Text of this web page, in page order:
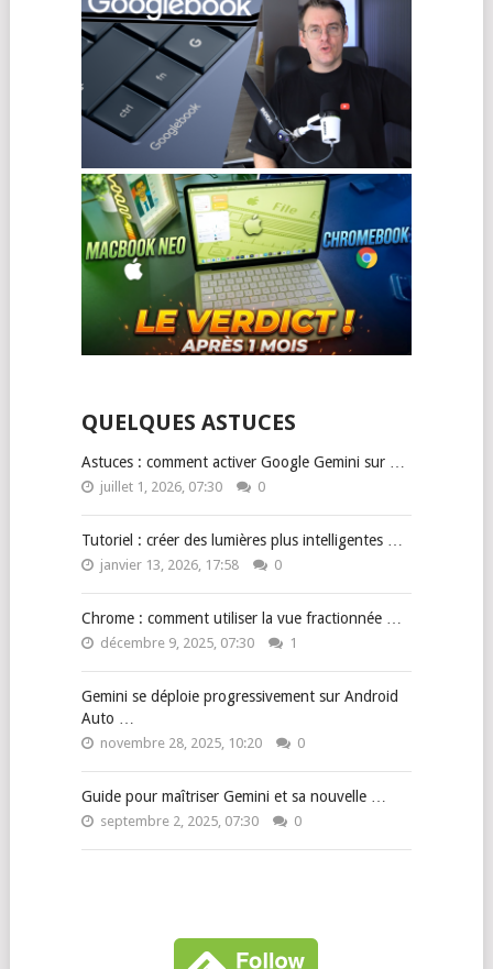
QUELQUES ASTUCES
Astuces : comment activer Google Gemini sur …
juillet 1, 2026, 07:30 0
Tutoriel : créer des lumières plus intelligentes …
janvier 13, 2026, 17:58 0
Chrome : comment utiliser la vue fractionnée …
décembre 9, 2025, 07:30 1
Gemini se déploie progressivement sur Android
Auto …
novembre 28, 2025, 10:20 0
Guide pour maîtriser Gemini et sa nouvelle …
septembre 2, 2025, 07:30 0